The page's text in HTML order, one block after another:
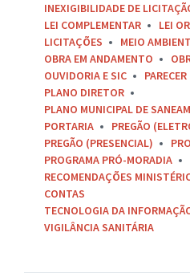
INEXIGIBILIDADE DE
LEI COMPLEMENTAR
LEI
LICITAÇÕES
MEIO
OBRA EM ANDAMENTO
OUVIDORIA E SIC
PLANO DIRETOR
PLANO MUNICIPAL DE
PORTARIA
PREGÃO
PREGÃO (PRESENCIAL)
PROGRAMA PRÓ-MORADIA
RECOMENDAÇÕES
CONTAS
TECNOLOGIA DA
VIGILÂNCIA SANITÁRIA